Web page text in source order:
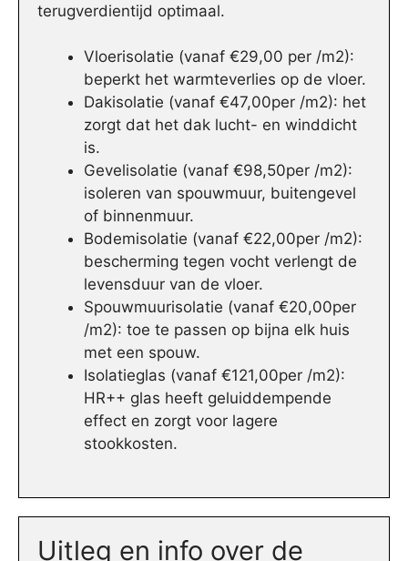
terugverdientijd optimaal.
Vloerisolatie (vanaf €29,00 per /m2):
beperkt het warmteverlies op de vloer.
Dakisolatie (vanaf €47,00per /m2): het
zorgt dat het dak lucht- en winddicht
is.
Gevelisolatie (vanaf €98,50per /m2):
isoleren van spouwmuur, buitengevel
of binnenmuur.
Bodemisolatie (vanaf €22,00per /m2):
bescherming tegen vocht verlengt de
levensduur van de vloer.
Spouwmuurisolatie (vanaf €20,00per
/m2): toe te passen op bijna elk huis
met een spouw.
Isolatieglas (vanaf €121,00per /m2):
HR++ glas heeft geluiddempende
effect en zorgt voor lagere
stookkosten.
Uitleg en info over de